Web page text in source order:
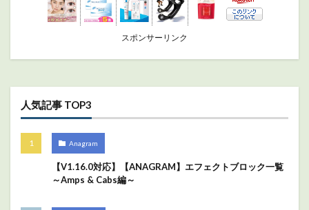
スポンサーリンク
人気記事 TOP3
Anagram
【V1.16.0対応】【ANAGRAM】エフェクトブロック一覧
～Amps & Cabs編～